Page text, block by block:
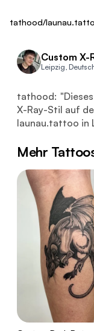
tathood/
Leipzig,
Dieses Tattoo
tathood: "
X-Ray-Stil auf
launau.tattoo in
Mehr